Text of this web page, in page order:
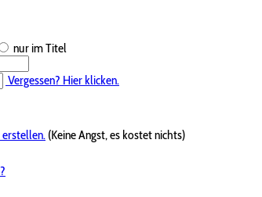
nur im Titel
Vergessen? Hier klicken.
(Keine Angst, es kostet nichts)